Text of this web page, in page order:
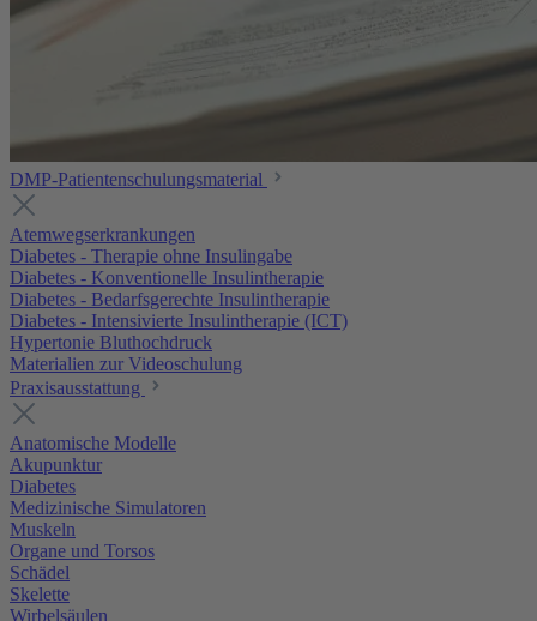
DMP-Patientenschulungsmaterial
Atemwegserkrankungen
Diabetes - Therapie ohne Insulingabe
Diabetes - Konventionelle Insulintherapie
Diabetes - Bedarfsgerechte Insulintherapie
Diabetes - Intensivierte Insulintherapie (ICT)
Hypertonie Bluthochdruck
Materialien zur Videoschulung
Praxisausstattung
Anatomische Modelle
Akupunktur
Diabetes
Medizinische Simulatoren
Muskeln
Organe und Torsos
Schädel
Skelette
Wirbelsäulen